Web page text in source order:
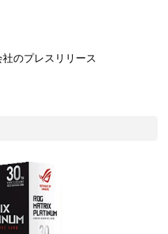
のプレスリリース